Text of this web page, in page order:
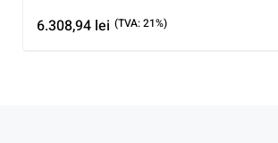
6.308,94 lei (TVA: 21%)